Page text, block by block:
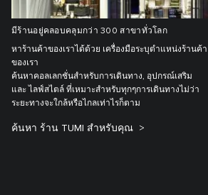
มีร้านอยู่คลอบคลุมกว่า 300 สาขาทั่วโลก
หาร้านค้าของเราได้ด้วย เครื่องมือระบุตำแหน่งร้านค้า
ของเรา
ค้นหาคอลเลกชั่นสำหรับการเดินทาง, อุปกรณ์เสริม
และ ไลฟ์สไตล์ ที่เหมาะสำหรับทุกๆการเดินทางไม่ว่า
ระยะทางจะใกล้หรือไกลเท่าไรก็ตาม
ค้นหา ร้าน TUMI สำหรับคุณ